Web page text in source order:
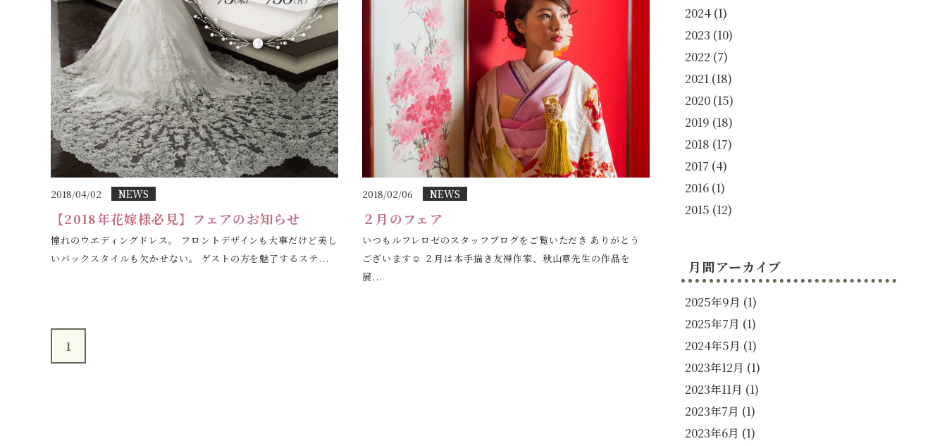
2018/04/02 NEWS
【2018年花嫁様必見】フェアのお知らせ
憧れのウエディングドレス。 フロントデザインも大事だけど美し
いバックスタイルも欠かせない。 ゲストの方を魅了するステ...
2018/02/06 NEWS
２月のフェア
いつもルフレロゼのスタッフブログをご覧いただき ありがとう
ございます☺ ２月は本手描き友禅作家、秋山章先生の作品を
展...
1
2024 (1)
2023 (10)
2022 (7)
2021 (18)
2020 (15)
2019 (18)
2018 (17)
2017 (4)
2016 (1)
2015 (12)
月間アーカイブ
2025年9月 (1)
2025年7月 (1)
2024年5月 (1)
2023年12月 (1)
2023年11月 (1)
2023年7月 (1)
2023年6月 (1)